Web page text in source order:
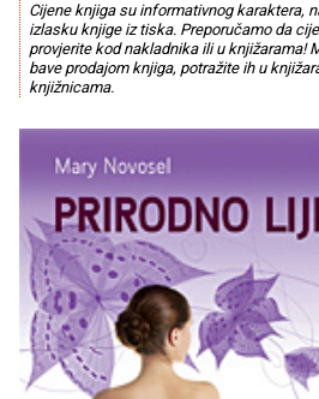
Cijene knjiga su informativnog karaktera,
izlasku knjige iz tiska. Preporučamo da
provjerite kod nakladnika ili u knjižarama!
bave prodajom knjiga, potražite ih u
knjižnicama.